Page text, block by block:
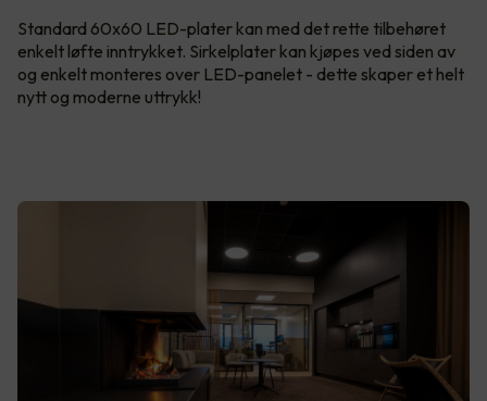
Standard 60x60 LED-plater kan med det rette tilbehøret
enkelt løfte inntrykket. Sirkelplater kan kjøpes ved siden av
og enkelt monteres over LED-panelet - dette skaper et helt
nytt og moderne uttrykk!